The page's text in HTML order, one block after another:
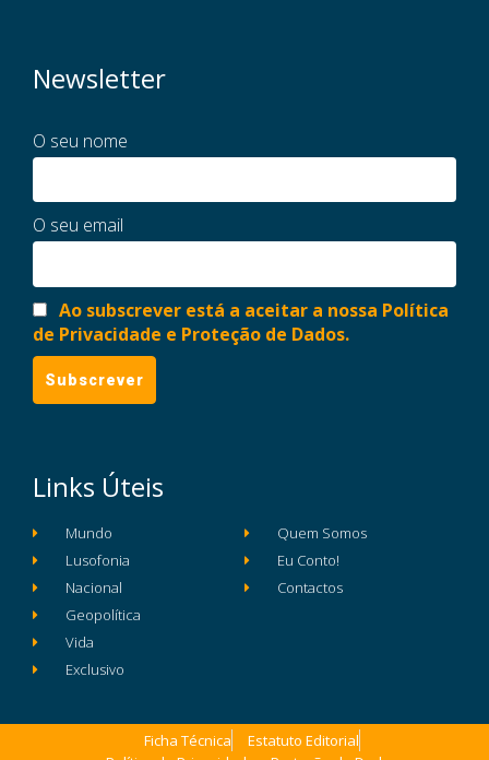
Links Úteis
Mundo
Lusofonia
Nacional
Geopolítica
Vida
Exclusivo
Quem Somos
Eu Conto!
Contactos
Newsletter
O seu nome
O seu email
Ao subscrever está a aceitar a nossa Política
de Privacidade e Proteção de Dados.
Ficha Técnica
Estatuto Editorial